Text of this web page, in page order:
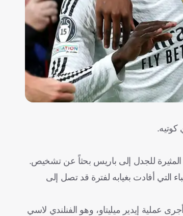
كوتيه.
المثيرة للجدل إلى باريس بحثاً عن تشخيص.
يثق في قدرته على العودة للملاعب، خلال 4 شهور، بعد الأنباء التي أفادت بغيابه لفترة قد تصل إلى
إيدير ميليتاو، وهو الفنلندي لاسي